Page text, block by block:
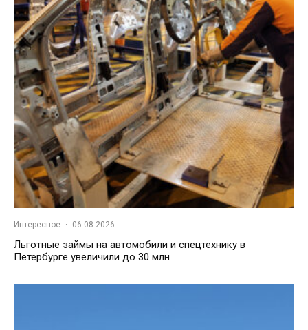
Интересное · 06.08.2026
Льготные займы на автомобили и спецтехнику в
Петербурге увеличили до 30 млн